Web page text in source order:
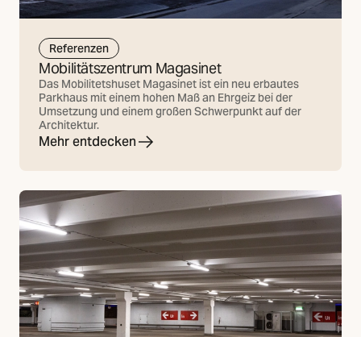
Referenzen
Mobilitätszentrum Magasinet
Das Mobilitetshuset Magasinet ist ein neu erbautes
Parkhaus mit einem hohen Maß an Ehrgeiz bei der
Umsetzung und einem großen Schwerpunkt auf der
Architektur.
Mehr entdecken